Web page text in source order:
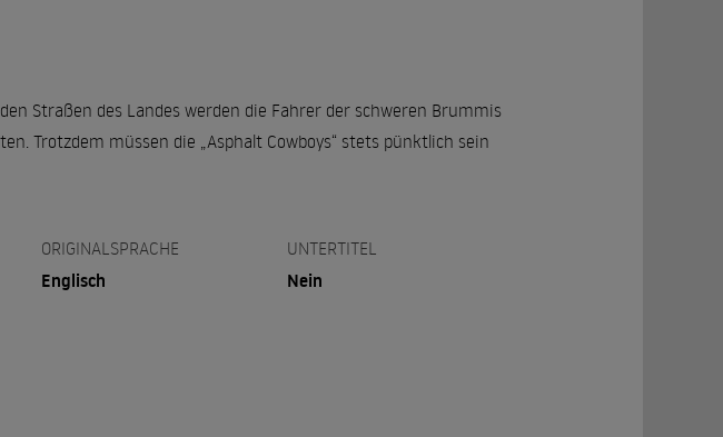
Straßen des Landes werden die Fahrer der schweren Brummis
Trotzdem müssen die „Asphalt Cowboys“ stets pünktlich sein
ORIGINALSPRACHE
Englisch
UNTERTITEL
Nein